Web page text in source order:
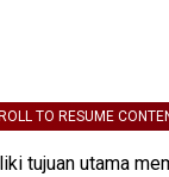
TO RESUME
tujuan utama